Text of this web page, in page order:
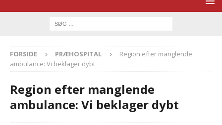
FORSIDE PRÆHOSPITAL
Region efter manglende
ambulance: Vi beklager dybt
Region efter manglende
ambulance: Vi beklager dybt